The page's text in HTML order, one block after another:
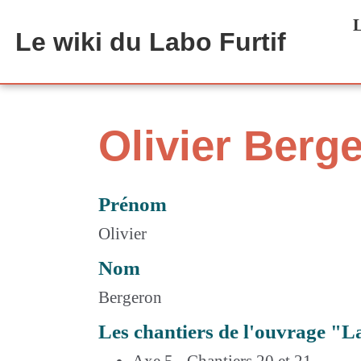
Le wiki du Labo Furtif
Olivier
Prénom
Olivier
Nom
Bergeron
Les chantiers de l'ouvrage